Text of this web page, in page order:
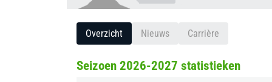
Overzicht Nieuws Carrière
Seizoen 2026-2027 statistieken